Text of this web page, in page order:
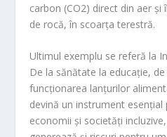
carbon (CO2) direct din aer
de rocă, în scoarța terestră.
Ultimul exemplu se referă la
De la sănătate la educație,
funcționarea lanțurilor
devină un instrument
economii și societăți